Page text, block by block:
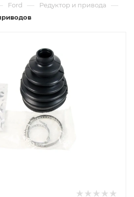
Ford — Редуктор и привода —